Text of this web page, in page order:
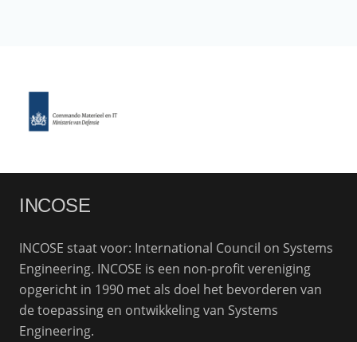
INCOSE
INCOSE staat voor: International Council on Systems
Engineering. INCOSE is een non-profit vereniging
opgericht in 1990 met als doel het bevorderen van
de toepassing en ontwikkeling van Systems
Engineering.